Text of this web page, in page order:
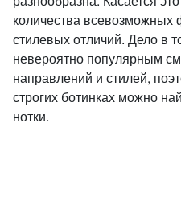
количества
стилевых отличий. Дело в
невероятно популярным
направлений и стилей,
строгих ботинках можно
нотки.